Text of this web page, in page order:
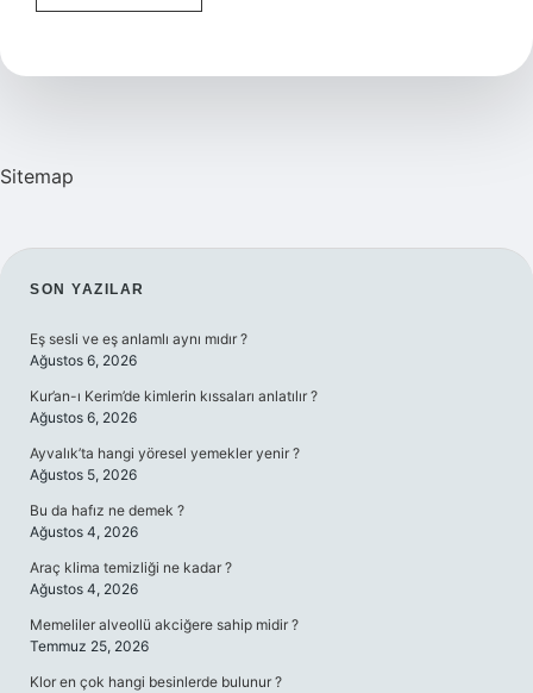
Çiçek
Işe
Sitemap
SIDEBAR
SON YAZILAR
Eş sesli ve eş anlamlı aynı mıdır ?
Ağustos 6, 2026
Kur’an-ı Kerim’de kimlerin kıssaları anlatılır ?
Ağustos 6, 2026
Ayvalık’ta hangi yöresel yemekler yenir ?
Ağustos 5, 2026
Bu da hafız ne demek ?
Ağustos 4, 2026
Araç klima temizliği ne kadar ?
Ağustos 4, 2026
Memeliler alveollü akciğere sahip midir ?
Temmuz 25, 2026
Klor en çok hangi besinlerde bulunur ?